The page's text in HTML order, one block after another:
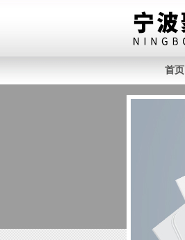
首页